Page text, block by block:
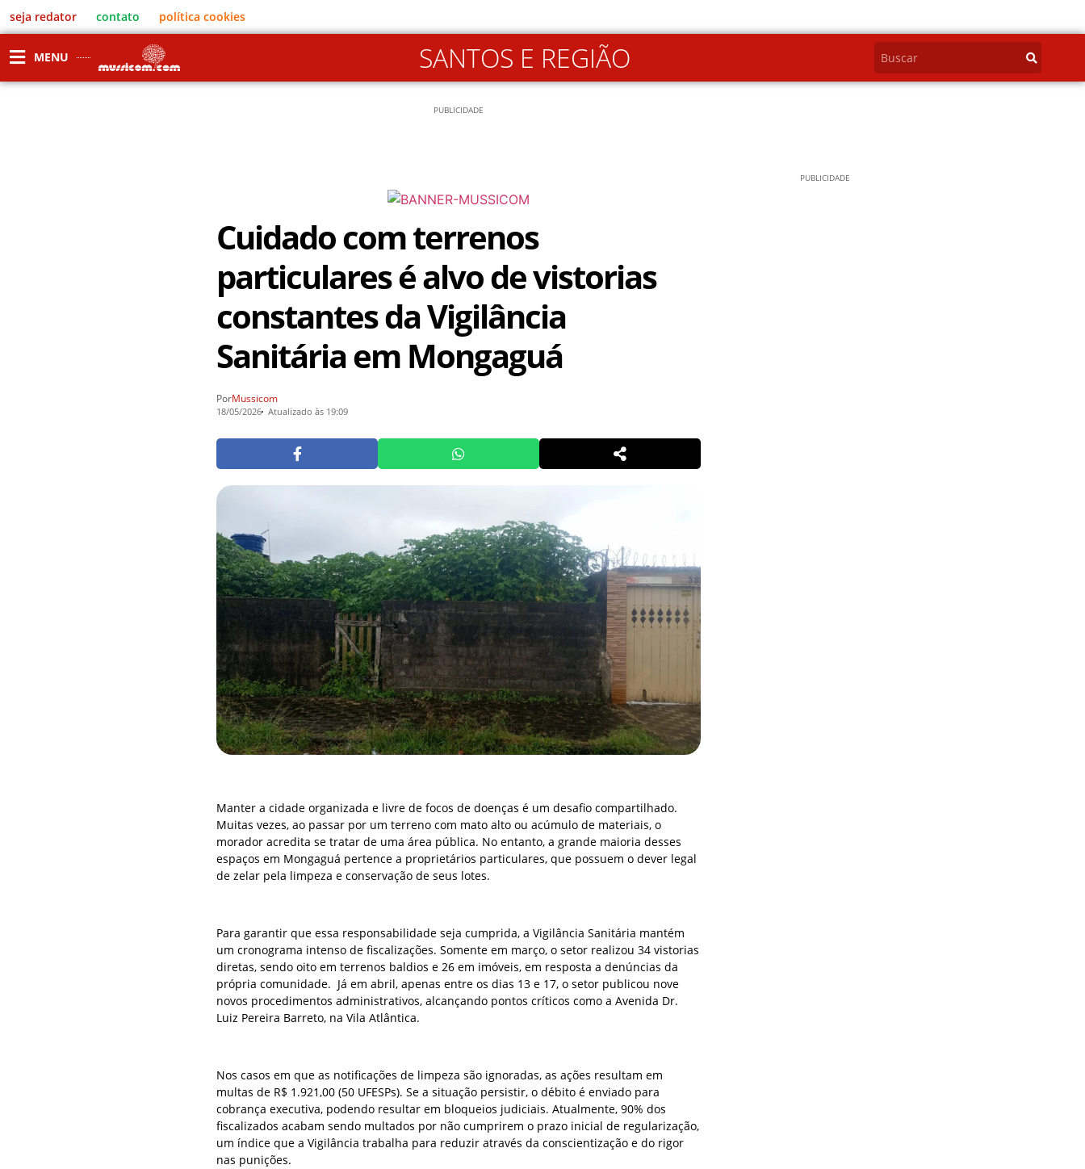
seja redator contato política cookies
MENU SANTOS E REGIÃO
PUBLICIDADE
Cuidado com terrenos
particulares é alvo de vistorias
constantes da Vigilância
Sanitária em Mongaguá
PorMussicom
18/05/2026 Atualizado às 19:09
Manter a cidade organizada e livre de focos de doenças é um desafio compartilhado.
Muitas vezes, ao passar por um terreno com mato alto ou acúmulo de materiais, o
morador acredita se tratar de uma área pública. No entanto, a grande maioria desses
espaços em Mongaguá pertence a proprietários particulares, que possuem o dever legal
de zelar pela limpeza e conservação de seus lotes.
Para garantir que essa responsabilidade seja cumprida, a Vigilância Sanitária mantém
um cronograma intenso de fiscalizações. Somente em março, o setor realizou 34 vistorias
diretas, sendo oito em terrenos baldios e 26 em imóveis, em resposta a denúncias da
própria comunidade. Já em abril, apenas entre os dias 13 e 17, o setor publicou nove
novos procedimentos administrativos, alcançando pontos críticos como a Avenida Dr.
Luiz Pereira Barreto, na Vila Atlântica.
Nos casos em que as notificações de limpeza são ignoradas, as ações resultam em
multas de R$ 1.921,00 (50 UFESPs). Se a situação persistir, o débito é enviado para
cobrança executiva, podendo resultar em bloqueios judiciais. Atualmente, 90% dos
fiscalizados acabam sendo multados por não cumprirem o prazo inicial de regularização,
um índice que a Vigilância trabalha para reduzir através da conscientização e do rigor
nas punições.
PUBLICIDADE